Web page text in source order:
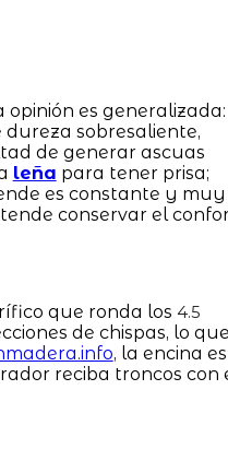
es generalizada:
dureza sobresaliente,
de generar ascuas
leña para tener prisa;
es constante y muy
conservar el
que ronda los 4.5
de chispas, lo
, la encina es
reciba troncos con